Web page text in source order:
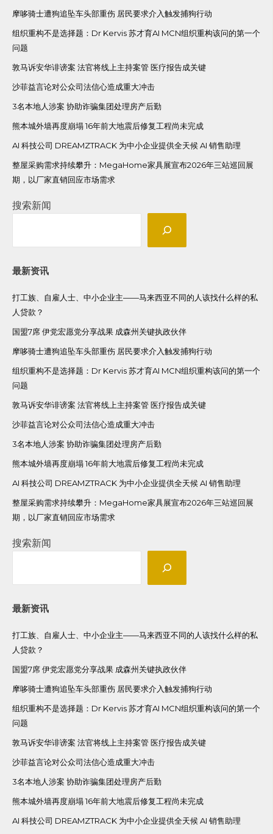
摩哆骑士遭狗追坠车头部重伤 居民要求介入触发捕狗行动
组织重构不是选择题：Dr Kervis 苏才育AI MCN组织重构该问的第一个
问题
敦马诉安华诽谤案 法官将线上主持案管 医疗报告成关键
沙菲益言论对公众司法信心造成重大冲击
3名本地人涉案 协助诈骗集团处理房产后勤
熊本城外墙再度崩塌 16年前大地震后修复工程尚未完成
AI 科技公司 DREAMZTRACK 为中小企业提供全天候 AI 销售助理
整屋采购需求持续攀升：MegaHome家具展宣布2026年三站巡回展
期，以厂家直销回应市场需求
搜索新闻
最新资讯
打工族、自雇人士、中小企业主——马来西亚不同的人该找什么样的私
人贷款？
国盟7席 伊党宏愿党分享战果 成森州关键执政伙伴
摩哆骑士遭狗追坠车头部重伤 居民要求介入触发捕狗行动
组织重构不是选择题：Dr Kervis 苏才育AI MCN组织重构该问的第一个
问题
敦马诉安华诽谤案 法官将线上主持案管 医疗报告成关键
沙菲益言论对公众司法信心造成重大冲击
3名本地人涉案 协助诈骗集团处理房产后勤
熊本城外墙再度崩塌 16年前大地震后修复工程尚未完成
AI 科技公司 DREAMZTRACK 为中小企业提供全天候 AI 销售助理
整屋采购需求持续攀升：MegaHome家具展宣布2026年三站巡回展
期，以厂家直销回应市场需求
搜索新闻
最新资讯
打工族、自雇人士、中小企业主——马来西亚不同的人该找什么样的私
人贷款？
国盟7席 伊党宏愿党分享战果 成森州关键执政伙伴
摩哆骑士遭狗追坠车头部重伤 居民要求介入触发捕狗行动
组织重构不是选择题：Dr Kervis 苏才育AI MCN组织重构该问的第一个
问题
敦马诉安华诽谤案 法官将线上主持案管 医疗报告成关键
沙菲益言论对公众司法信心造成重大冲击
3名本地人涉案 协助诈骗集团处理房产后勤
熊本城外墙再度崩塌 16年前大地震后修复工程尚未完成
AI 科技公司 DREAMZTRACK 为中小企业提供全天候 AI 销售助理